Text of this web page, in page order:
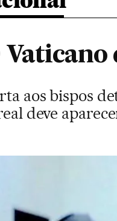
Vaticano
aos bispos
deve